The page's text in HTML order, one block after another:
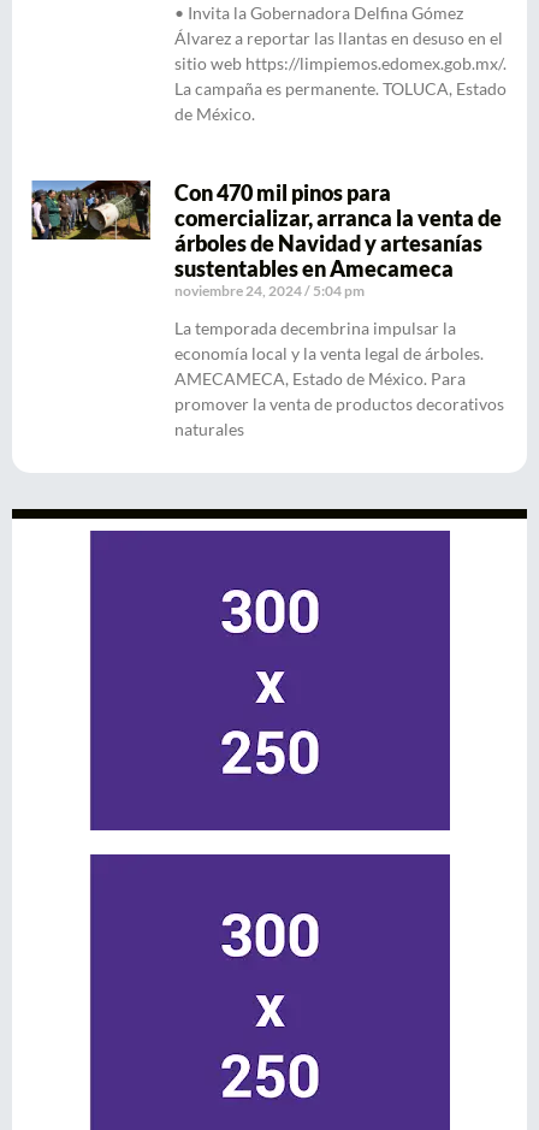
• Invita la Gobernadora Delfina Gómez
Álvarez a reportar las llantas en desuso en el
sitio web https://limpiemos.edomex.gob.mx/.
La campaña es permanente. TOLUCA, Estado
de México.
Con 470 mil pinos para
comercializar, arranca la venta de
árboles de Navidad y artesanías
sustentables en Amecameca
noviembre 24, 2024 5:04 pm
La temporada decembrina impulsar la
economía local y la venta legal de árboles.
AMECAMECA, Estado de México. Para
promover la venta de productos decorativos
naturales